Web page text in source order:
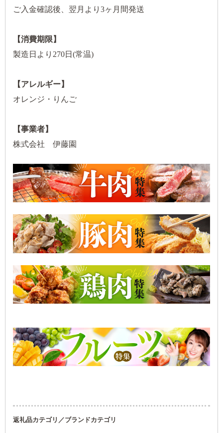
ご入金確認後、翌月より3ヶ月間発送
【消費期限】
製造日より270日(常温)
【アレルギー】
オレンジ・りんご
【事業者】
株式会社 伊藤園
返礼品カテゴリ／ブランドカテゴリ